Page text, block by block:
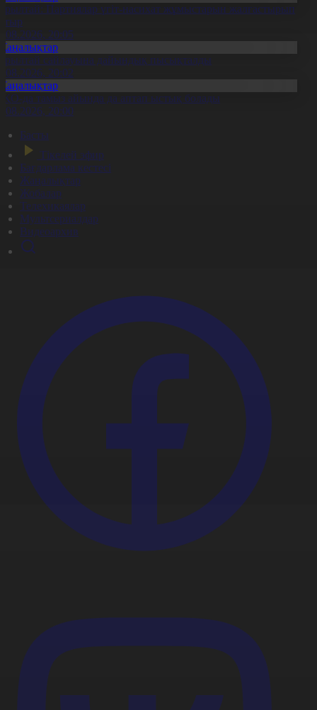
Партиялар үгіт-насихат жұмыстарын жалғастырып
20:05
сайлауына дайындық пысықталды
20:02
да тамыз айында да аптап ыстық болады
20:00
Басты
Тікелей эфир
Бағдарлама кестесі
Жаңалықтар
Жобалар
Телехикаялар
Мультсериалдар
Видеоархив